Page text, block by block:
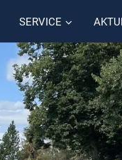
SERVICE